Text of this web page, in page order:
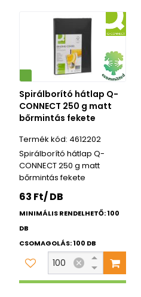
Spirálborító hátlap Q-
CONNECT 250 g matt
bőrmintás fekete
4612202
Spirálborító hátlap Q-
CONNECT 250 g matt
bőrmintás fekete
63 Ft/ DB
MINIMÁLIS RENDELHETŐ: 100
DB
CSOMAGOLÁS: 100 DB